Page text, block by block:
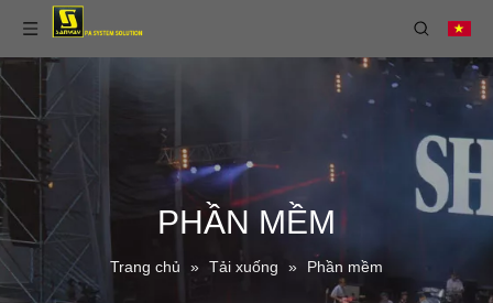
PHẦN MỀM
Trang chủ » Tải xuống » Phần mềm